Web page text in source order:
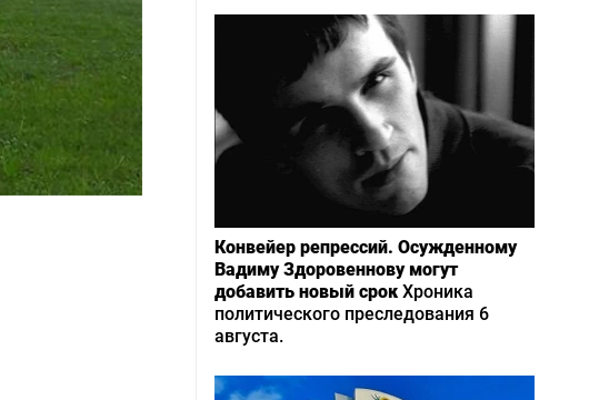
Конвейер репрессий. Осужденному
Вадиму Здоровеннову могут
добавить новый срок Хроника
политического преследования 6
августа.